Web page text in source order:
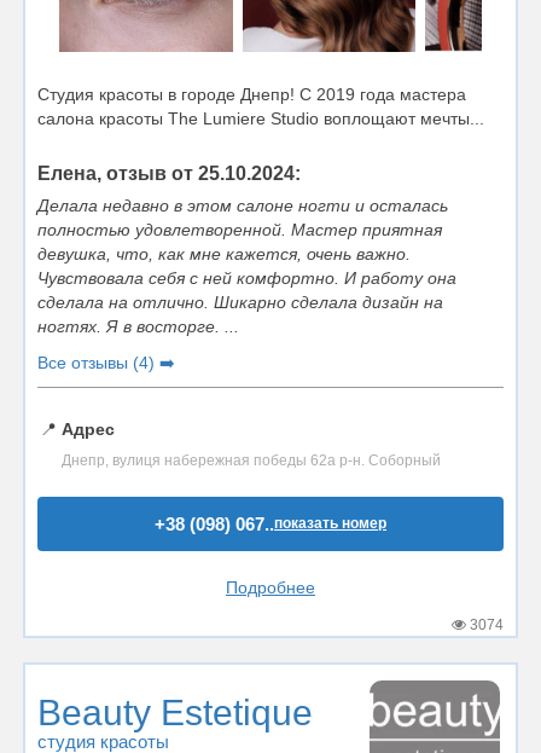
Cтудия красоты в городе Днепр! С 2019 года мастера
салона красоты The Lumiere Studio воплощают мечты...
Елена, отзыв от 25.10.2024:
Делала недавно в этом салоне ногти и осталась
полностью удовлетворенной. Мастер приятная
девушка, что, как мне кажется, очень важно.
Чувствовала себя с ней комфортно. И работу она
сделала на отлично. Шикарно сделала дизайн на
ногтях. Я в восторге. ...
Все отзывы (4) ➡️
📍 Адрес
Днепр, вулиця набережная победы 62а р-н. Соборный
+38 (098) 067..показать номер
Подробнее
3074
Beauty Estetique
студия красоты